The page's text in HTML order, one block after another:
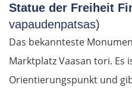
Statue der Freiheit
vapaudenpatsas)
Das bekannteste
Marktplatz Vaasan tori. Es
Orientierungspunkt und
Petroșani
Diemrich